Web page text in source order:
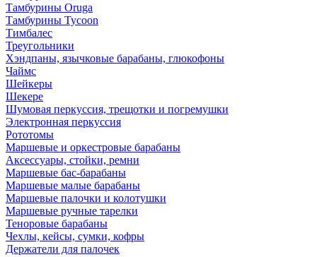
Тамбурины Oruga
Тамбурины Tycoon
Тимбалес
Треугольники
Хэндпаны, язычковые барабаны, глюкофоны
Чаймс
Шейкеры
Шекере
Шумовая перкуссия, трещотки и погремушки
Электронная перкуссия
Рототомы
Маршевые и оркестровые барабаны
Аксессуары, стойки, ремни
Маршевые бас-барабаны
Маршевые малые барабаны
Маршевые палочки и колотушки
Маршевые ручные тарелки
Теноровые барабаны
Чехлы, кейсы, сумки, кофры
Держатели для палочек